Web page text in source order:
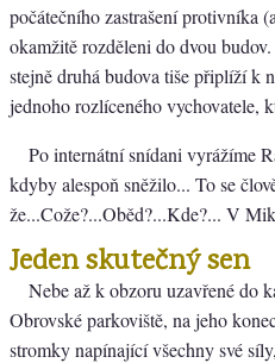
počátečního zastrašení protivníka
okamžitě rozděleni do dvou
stejně druhá budova tiše připlíží k
jednoho rozlíceného vychovatele,
Po internátní snídani vyrážíme
kdyby alespoň sněžilo... To se
že...Cože?...Oběd?...Kde?... V
Jeden skutečný sen
Nebe až k obzoru uzavřené do
Obrovské parkoviště, na jeho
stromky napínající všechny své